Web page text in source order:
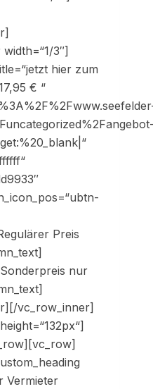
3″]
hier zum
€ “
Preis
nur
vc_row_inner]
Vermieter